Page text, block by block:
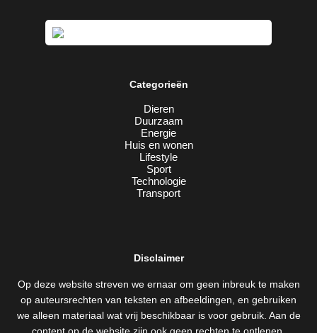
Categorieën
Dieren
Duurzaam
Energie
Huis en wonen
Lifestyle
Sport
Technologie
Transport
Disclaimer
Op deze website streven we ernaar om geen inbreuk te maken
op auteursrechten van teksten en afbeeldingen, en gebruiken
we alleen materiaal wat vrij beschikbaar is voor gebruik. Aan de